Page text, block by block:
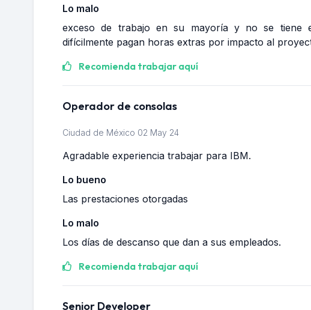
Lo malo
exceso de trabajo en su mayoría y no se tiene
difícilmente pagan horas extras por impacto al
Recomienda trabajar aquí
Operador de consolas
Ciudad de México 02 May 24
Agradable experiencia trabajar para IBM.
Lo bueno
Las prestaciones otorgadas
Lo malo
Los días de descanso que dan a sus empleados.
Recomienda trabajar aquí
Senior Developer